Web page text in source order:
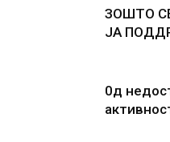
ЗОШТО
ЈА
0д